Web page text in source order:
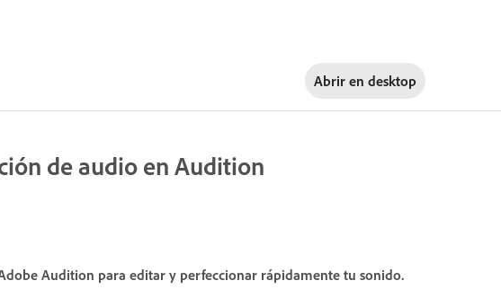
Abrir en desktop
de audio en Audition
Audition para editar y perfeccionar rápidamente tu sonido.